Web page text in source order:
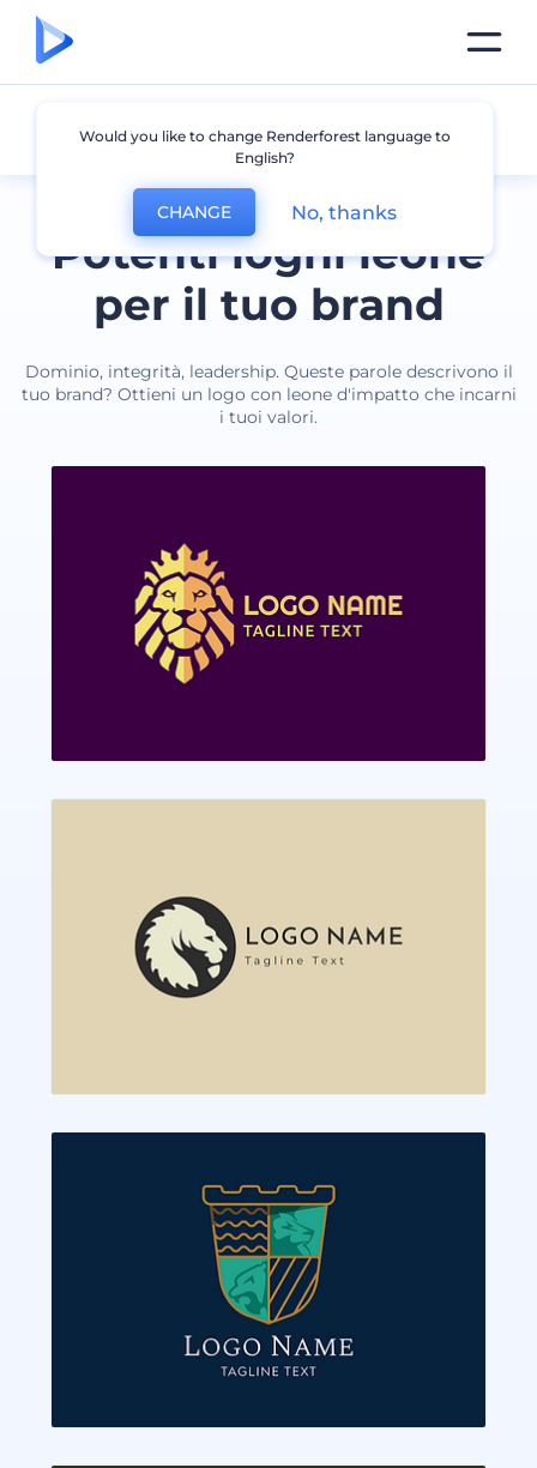
Potenti loghi leone
per il tuo brand
Dominio, integrità, leadership. Queste parole descrivono il
tuo brand? Ottieni un logo con leone d'impatto che incarni
i tuoi valori.
Leone
Would you like to change Renderforest language to
English?
CHANGE No, thanks